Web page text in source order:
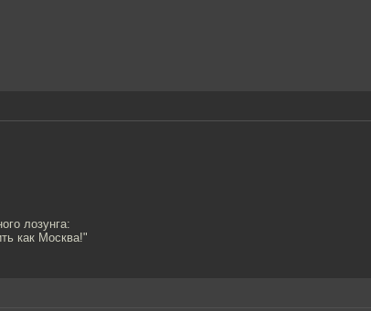
лозунга:
как Москва!"